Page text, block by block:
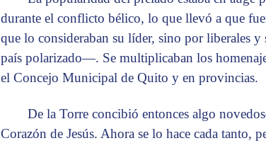
durante el conflicto bélico, lo que llevó a que
que lo consideraban su líder, sino por liberales
país polarizado—. Se multiplicaban los
el Concejo Municipal de Quito y en provincias.
De la Torre concibió entonces algo
Corazón de Jesús. Ahora se lo hace cada tanto,